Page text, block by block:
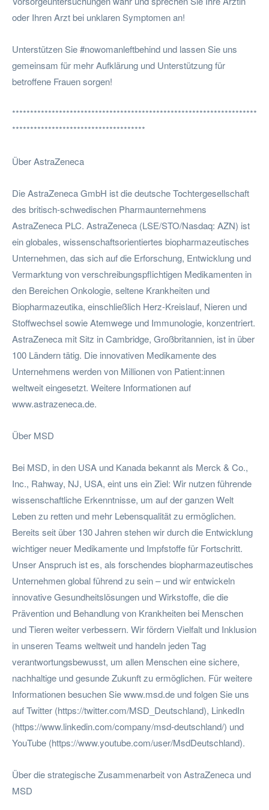
oder Ihren Arzt bei unklaren Symptomen an!
Unterstützen Sie #nowomanleftbehind und lassen Sie uns
gemeinsam für mehr Aufklärung und Unterstützung für
betroffene Frauen sorgen!
********************************************************************
*************************************
Über AstraZeneca
Die AstraZeneca GmbH ist die deutsche Tochtergesellschaft
des britisch-schwedischen Pharmaunternehmens
AstraZeneca PLC. AstraZeneca (LSE/STO/Nasdaq: AZN) ist
ein globales, wissenschaftsorientiertes biopharmazeutisches
Unternehmen, das sich auf die Erforschung, Entwicklung und
Vermarktung von verschreibungspflichtigen Medikamenten in
den Bereichen Onkologie, seltene Krankheiten und
Biopharmazeutika, einschließlich Herz-Kreislauf, Nieren und
Stoffwechsel sowie Atemwege und Immunologie, konzentriert.
AstraZeneca mit Sitz in Cambridge, Großbritannien, ist in über
100 Ländern tätig. Die innovativen Medikamente des
Unternehmens werden von Millionen von Patient:innen
weltweit eingesetzt. Weitere Informationen auf
www.astrazeneca.de.
Über MSD
Bei MSD, in den USA und Kanada bekannt als Merck & Co.,
Inc., Rahway, NJ, USA, eint uns ein Ziel: Wir nutzen führende
wissenschaftliche Erkenntnisse, um auf der ganzen Welt
Leben zu retten und mehr Lebensqualität zu ermöglichen.
Bereits seit über 130 Jahren stehen wir durch die Entwicklung
wichtiger neuer Medikamente und Impfstoffe für Fortschritt.
Unser Anspruch ist es, als forschendes biopharmazeutisches
Unternehmen global führend zu sein – und wir entwickeln
innovative Gesundheitslösungen und Wirkstoffe, die die
Prävention und Behandlung von Krankheiten bei Menschen
und Tieren weiter verbessern. Wir fördern Vielfalt und Inklusion
in unseren Teams weltweit und handeln jeden Tag
verantwortungsbewusst, um allen Menschen eine sichere,
nachhaltige und gesunde Zukunft zu ermöglichen. Für weitere
Informationen besuchen Sie www.msd.de und folgen Sie uns
auf Twitter (https://twitter.com/MSD_Deutschland), LinkedIn
(https://www.linkedin.com/company/msd-deutschland/) und
YouTube (https://www.youtube.com/user/MsdDeutschland).
Über die strategische Zusammenarbeit von AstraZeneca und
MSD